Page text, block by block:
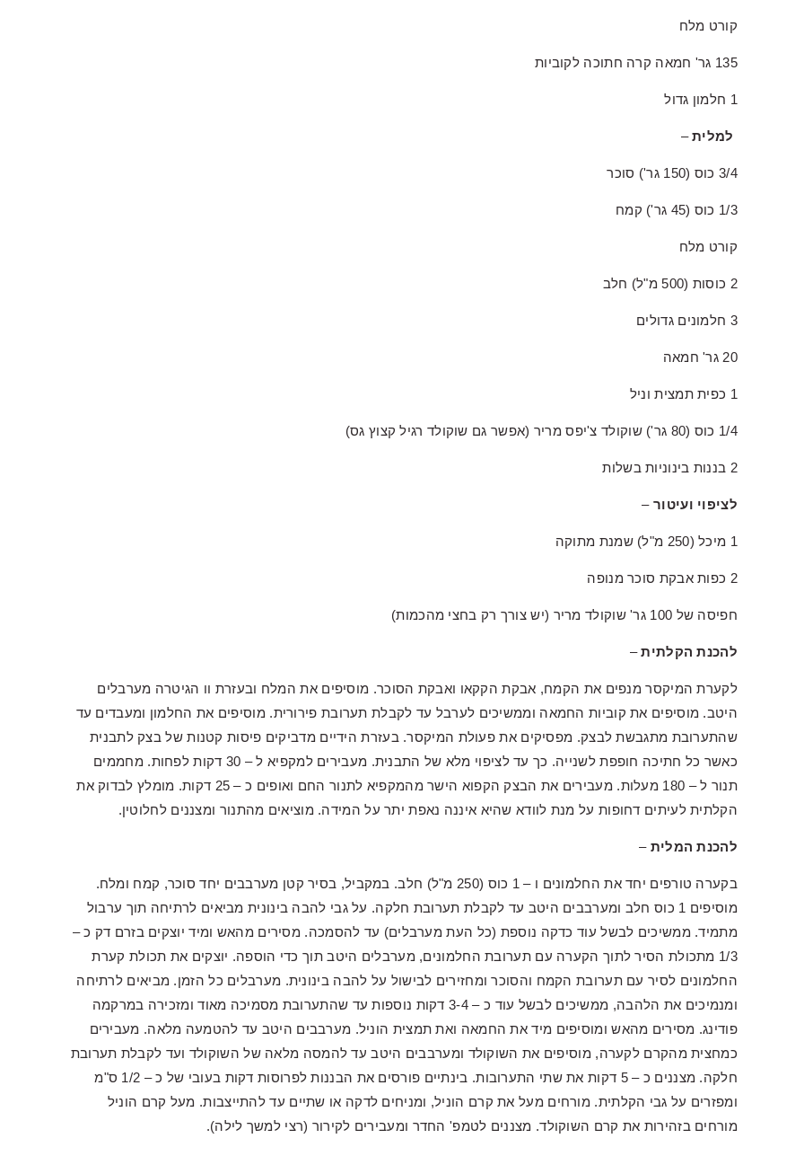
קורט מלח
135 גר' חמאה קרה חתוכה לקוביות
1 חלמון גדול
למלית–
3/4 כוס (150 גר') סוכר
1/3 כוס (45 גר') קמח
קורט מלח
2 כוסות (500 מ"ל) חלב
3 חלמונים גדולים
20 גר' חמאה
1 כפית תמצית וניל
1/4 כוס (80 גר') שוקולד צ'יפס מריר (אפשר גם שוקולד רגיל קצוץ גס)
2 בננות בינוניות בשלות
לציפוי ועיטור–
1 מיכל (250 מ"ל) שמנת מתוקה
2 כפות אבקת סוכר מנופה
חפיסה של 100 גר' שוקולד מריר (יש צורך רק בחצי מהכמות)
להכנת הקלתית–
לקערת המיקסר מנפים את הקמח, אבקת הקקאו ואבקת הסוכר. מוסיפים את המלח ובעזרת וו הגיטרה מערבלים
היטב. מוסיפים את קוביות החמאה וממשיכים לערבל עד לקבלת תערובת פירורית. מוסיפים את החלמון ומעבדים עד
שהתערובת מתגבשת לבצק. מפסיקים את פעולת המיקסר. בעזרת הידיים מדביקים פיסות קטנות של בצק לתבנית
כאשר כל חתיכה חופפת לשנייה. כך עד לציפוי מלא של התבנית. מעבירים למקפיא ל – 30 דקות לפחות. מחממים
תנור ל – 180 מעלות. מעבירים את הבצק הקפוא הישר מהמקפיא לתנור החם ואופים כ – 25 דקות. מומלץ לבדוק את
הקלתית לעיתים דחופות על מנת לוודא שהיא איננה נאפת יתר על המידה. מוציאים מהתנור ומצננים לחלוטין.
להכנת המלית –
בקערה טורפים יחד את החלמונים ו – 1 כוס (250 מ"ל) חלב. במקביל, בסיר קטן מערבבים יחד סוכר, קמח ומלח.
מוסיפים 1 כוס חלב ומערבבים היטב עד לקבלת תערובת חלקה. על גבי להבה בינונית מביאים לרתיחה תוך ערבול
מתמיד. ממשיכים לבשל עוד כדקה נוספת (כל העת מערבלים) עד להסמכה. מסירים מהאש ומיד יוצקים בזרם דק כ –
1/3 מתכולת הסיר לתוך הקערה עם תערובת החלמונים, מערבלים היטב תוך כדי הוספה. יוצקים את תכולת קערת
החלמונים לסיר עם תערובת הקמח והסוכר ומחזירים לבישול על להבה בינונית. מערבלים כל הזמן. מביאים לרתיחה
ומנמיכים את הלהבה, ממשיכים לבשל עוד כ – 3-4 דקות נוספות עד שהתערובת מסמיכה מאוד ומזכירה במרקמה
פודינג. מסירים מהאש ומוסיפים מיד את החמאה ואת תמצית הוניל. מערבבים היטב עד להטמעה מלאה. מעבירים
כמחצית מהקרם לקערה, מוסיפים את השוקולד ומערבבים היטב עד להמסה מלאה של השוקולד ועד לקבלת תערובת
חלקה. מצננים כ – 5 דקות את שתי התערובות. בינתיים פורסים את הבננות לפרוסות דקות בעובי של כ – 1/2 ס"מ
ומפזרים על גבי הקלתית. מורחים מעל את קרם הוניל, ומניחים לדקה או שתיים עד להתייצבות. מעל קרם הוניל
מורחים בזהירות את קרם השוקולד. מצננים לטמפ' החדר ומעבירים לקירור (רצי למשך לילה).